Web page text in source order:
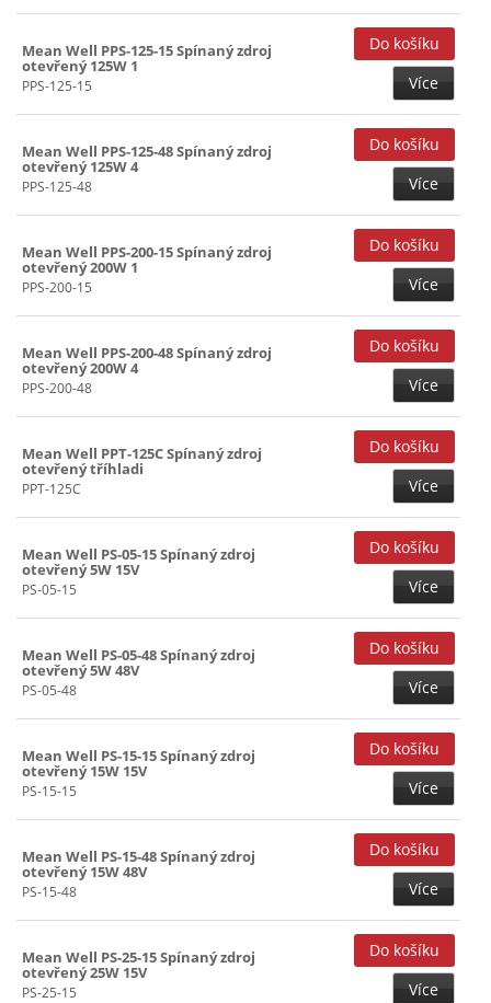
Mean Well PPS-125-15 Spínaný zdroj
otevřený 125W 1
PPS-125-15 Více
Mean Well PPS-125-48 Spínaný zdroj
otevřený 125W 4
PPS-125-48 Více
Mean Well PPS-200-15 Spínaný zdroj
otevřený 200W 1
PPS-200-15 Více
Mean Well PPS-200-48 Spínaný zdroj
otevřený 200W 4
PPS-200-48 Více
Mean Well PPT-125C Spínaný zdroj
otevřený tříhladi
PPT-125C Více
Mean Well PS-05-15 Spínaný zdroj
otevřený 5W 15V
PS-05-15 Více
Mean Well PS-05-48 Spínaný zdroj
otevřený 5W 48V
PS-05-48 Více
Mean Well PS-15-15 Spínaný zdroj
otevřený 15W 15V
PS-15-15 Více
Mean Well PS-15-48 Spínaný zdroj
otevřený 15W 48V
PS-15-48 Více
Mean Well PS-25-15 Spínaný zdroj
otevřený 25W 15V
PS-25-15 Více